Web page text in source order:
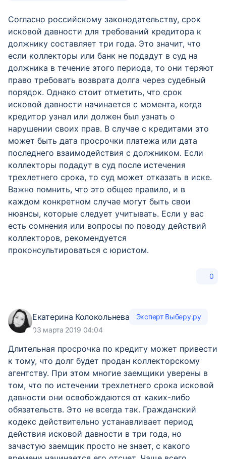
Согласно российскому законодательству, срок
исковой давности для требований кредитора к
должнику составляет три года. Это значит, что
если коллекторы или банк не подадут в суд на
должника в течение этого периода, то они теряют
право требовать возврата долга через судебный
порядок. Однако стоит отметить, что срок
исковой давности начинается с момента, когда
кредитор узнал или должен был узнать о
нарушении своих прав. В случае с кредитами это
может быть дата просрочки платежа или дата
последнего взаимодействия с должником. Если
коллекторы подадут в суд после истечения
трехлетнего срока, то суд может отказать в иске.
Важно помнить, что это общее правило, и в
каждом конкретном случае могут быть свои
нюансы, которые следует учитывать. Если у вас
есть сомнения или вопросы по поводу действий
коллекторов, рекомендуется
проконсультироваться с юристом.
0
Екатерина Колокольнева
Эксперт Выберу.ру
03 марта 2019 04:04
Длительная просрочка по кредиту может привести
к тому, что долг будет продан коллекторскому
агентству. При этом многие заемщики уверены в
том, что по истечении трехлетнего срока исковой
давности они освобождаются от каких-либо
обязательств. Это не всегда так. Гражданский
кодекс действительно устанавливает период
действия исковой давности в три года, но
зачастую заемщик просто не знает, с какого